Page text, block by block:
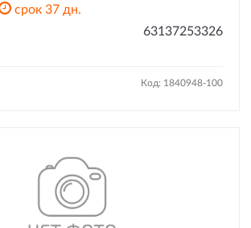
срок 37 дн.
63137253326
Код: 1840948-100